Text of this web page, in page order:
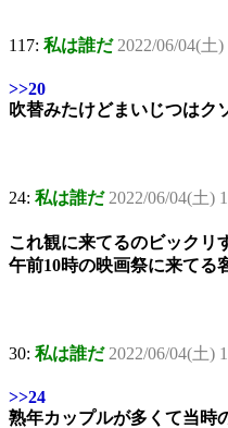
117: 私は誰だ 2022/06/04(土
>>20
吹替みたけどまいじつはク
24: 私は誰だ 2022/06/04(土)
これ観に来てるのビックリ
午前10時の映画祭に来てる
30: 私は誰だ 2022/06/04(土)
>>24
熟年カップルが多くて当時